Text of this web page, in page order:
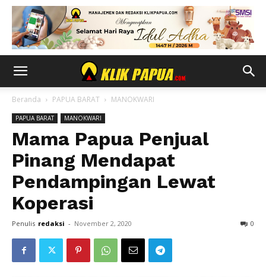
Beranda PAPUA BARAT MANOKWARI
PAPUA BARAT MANOKWARI
Mama Papua Penjual
Pinang Mendapat
Pendampingan Lewat
Koperasi
Penulis redaksi - November 2, 2020 0